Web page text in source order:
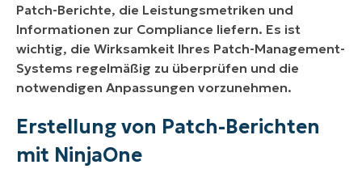
Patch-Berichte, die Leistungsmetriken und
Informationen zur Compliance liefern. Es ist
wichtig, die Wirksamkeit Ihres Patch-Management-
Systems regelmäßig zu überprüfen und die
notwendigen Anpassungen vorzunehmen.
Erstellung von Patch-Berichten
mit NinjaOne